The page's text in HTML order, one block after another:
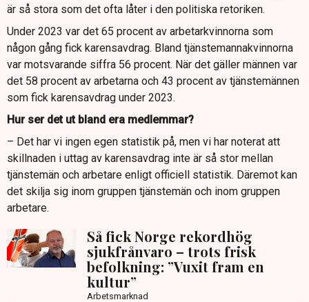
är så stora som det ofta låter i den politiska retoriken.
Under 2023 var det 65 procent av arbetarkvinnorna som
någon gång fick karensavdrag. Bland tjänstemannakvinnorna
var motsvarande siffra 56 procent. När det gäller männen var
det 58 procent av arbetarna och 43 procent av tjänstemännen
som fick karensavdrag under 2023.
Hur ser det ut bland era medlemmar?
– Det har vi ingen egen statistik på, men vi har noterat att
skillnaden i uttag av karensavdrag inte är så stor mellan
tjänstemän och arbetare enligt officiell statistik. Däremot kan
det skilja sig inom gruppen tjänstemän och inom gruppen
arbetare.
Så fick Norge rekordhög
sjukfrånvaro – trots frisk
befolkning: ”Vuxit fram en
kultur”
Arbetsmarknad